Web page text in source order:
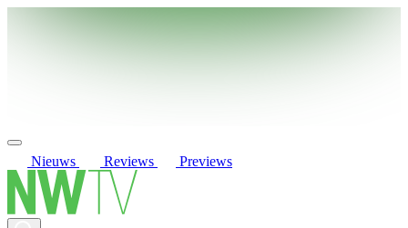
Nieuws Reviews Previews